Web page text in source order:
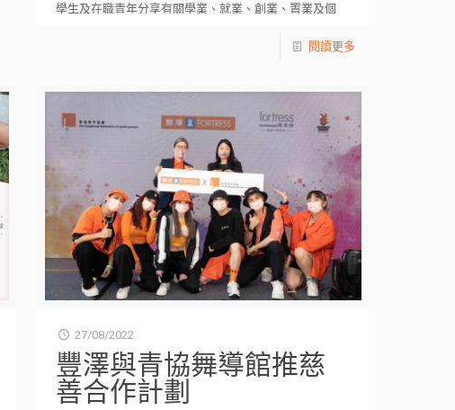
學生及在職青年分享有關學業、就業、創業、置業及個
閱讀更多
27/08/2022
豐澤與青協舞導館推慈
善合作計劃